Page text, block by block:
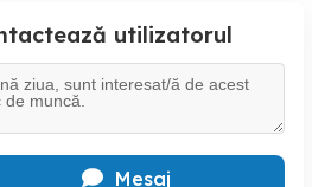
utilizatorul
Mesaj